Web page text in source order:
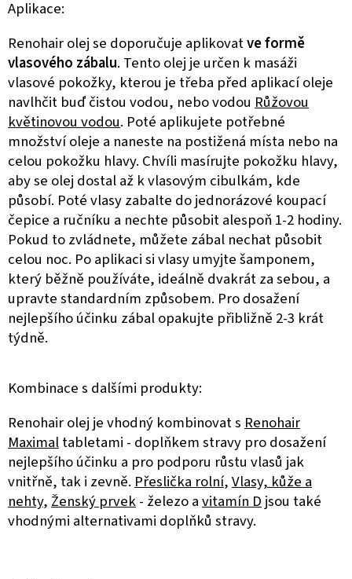
Aplikace:
Renohair olej se doporučuje aplikovatve formě
vlasového zábalu. Tento olej je určen k masáži
vlasové pokožky, kterou je třeba před aplikací oleje
navlhčit buď čistou vodou, nebo vodou Růžovou
květinovou vodou. Poté aplikujete potřebné
množství oleje a naneste na postižená místa nebo na
celou pokožku hlavy. Chvíli masírujte pokožku hlavy,
aby se olej dostal až k vlasovým cibulkám, kde
působí. Poté vlasy zabalte do jednorázové koupací
čepice a ručníku a nechte působit alespoň 1-2 hodiny.
Pokud to zvládnete, můžete zábal nechat působit
celou noc. Po aplikaci si vlasy umyjte šamponem,
který běžně používáte, ideálně dvakrát za sebou, a
upravte standardním způsobem. Pro dosažení
nejlepšího účinku zábal opakujte přibližně 2-3 krát
týdně.
Kombinace s dalšími produkty:
Renohair olej je vhodný kombinovat sRenohair
Maximaltabletami - doplňkem stravy pro dosažení
nejlepšího účinku a pro podporu růstu vlasů jak
vnitřně, tak i zevně.Přeslička rolní,Vlasy, kůže a
nehty,Ženský prvek- železo avitamín Djsou také
vhodnými alternativami doplňků stravy.